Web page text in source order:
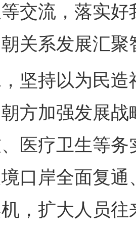
交流，落实
关系发展汇聚
持以为民造
方加强发展
医疗卫生等
口岸全面复
，扩大人员